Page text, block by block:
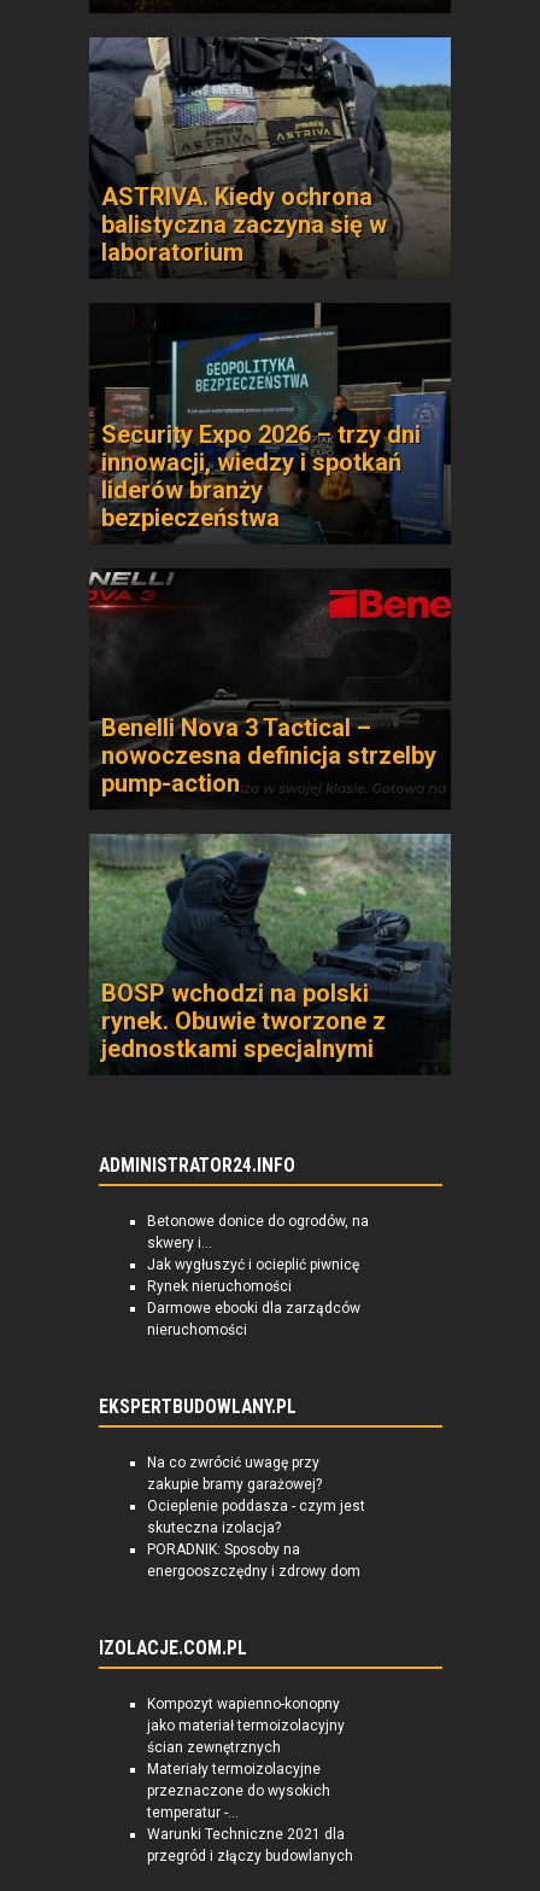
ASTRIVA. Kiedy ochrona
balistyczna zaczyna się w
laboratorium
Security Expo 2026 – trzy dni
innowacji, wiedzy i spotkań
liderów branży
bezpieczeństwa
Benelli Nova 3 Tactical –
nowoczesna definicja strzelby
pump-action
BOSP wchodzi na polski
rynek. Obuwie tworzone z
jednostkami specjalnymi
ADMINISTRATOR24.INFO
Betonowe donice do ogrodów, na
skwery i...
Jak wygłuszyć i ocieplić piwnicę
Rynek nieruchomości
Darmowe ebooki dla zarządców
nieruchomości
EKSPERTBUDOWLANY.PL
Na co zwrócić uwagę przy
zakupie bramy garażowej?
Ocieplenie poddasza - czym jest
skuteczna izolacja?
PORADNIK: Sposoby na
energooszczędny i zdrowy dom
IZOLACJE.COM.PL
Kompozyt wapienno-konopny
jako materiał termoizolacyjny
ścian zewnętrznych
Materiały termoizolacyjne
przeznaczone do wysokich
temperatur -...
Warunki Techniczne 2021 dla
przegród i złączy budowlanych